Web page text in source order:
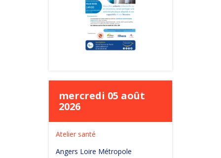
mercredi 05 août
2026
Atelier santé
Angers Loire Métropole